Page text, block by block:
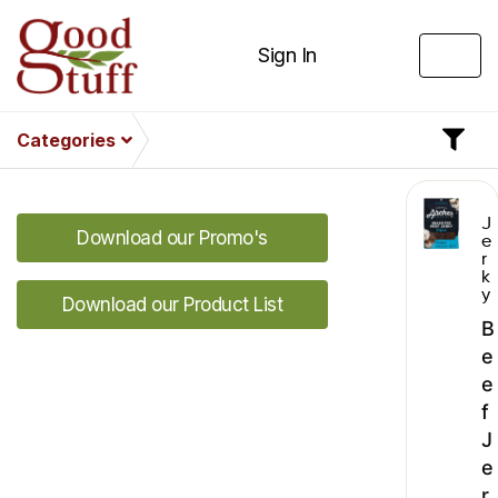
Sign In
Categories
Download our Promo's
Download our Product List
J
e
r
k
y
B
e
e
f
J
e